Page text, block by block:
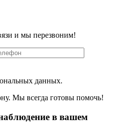
и мы перезвоним!
данных.
Мы всегда готовы помочь!
в вашем